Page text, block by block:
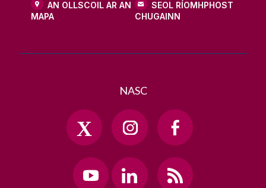
AN OLLSCOIL AR AN
MAPA
SEOL RÍOMHPHOST
CHUGAINN
NASC